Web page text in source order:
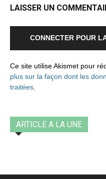
LAISSER UN
CONNECTER POUR
Ce site utilise Akismet pour
plus sur la façon dont les
traitées
ARTICLE A LA UNE